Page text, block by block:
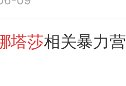
塔莎相关暴力营